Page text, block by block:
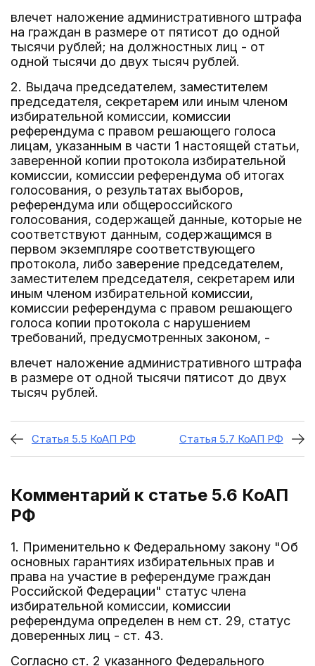
влечет наложение административного штрафа
на граждан в размере от пятисот до одной
тысячи рублей; на должностных лиц - от
одной тысячи до двух тысяч рублей.
2. Выдача председателем, заместителем
председателя, секретарем или иным членом
избирательной комиссии, комиссии
референдума с правом решающего голоса
лицам, указанным в части 1 настоящей статьи,
заверенной копии протокола избирательной
комиссии, комиссии референдума об итогах
голосования, о результатах выборов,
референдума или общероссийского
голосования, содержащей данные, которые не
соответствуют данным, содержащимся в
первом экземпляре соответствующего
протокола, либо заверение председателем,
заместителем председателя, секретарем или
иным членом избирательной комиссии,
комиссии референдума с правом решающего
голоса копии протокола с нарушением
требований, предусмотренных законом, -
влечет наложение административного штрафа
в размере от одной тысячи пятисот до двух
тысяч рублей.
Статья 5.5 КоАП РФ Статья 5.7 КоАП РФ
Комментарий к статье 5.6 КоАП
РФ
1. Применительно к Федеральному закону "Об
основных гарантиях избирательных прав и
права на участие в референдуме граждан
Российской Федерации" статус члена
избирательной комиссии, комиссии
референдума определен в нем ст. 29, статус
доверенных лиц - ст. 43.
Согласно ст. 2 указанного Федерального